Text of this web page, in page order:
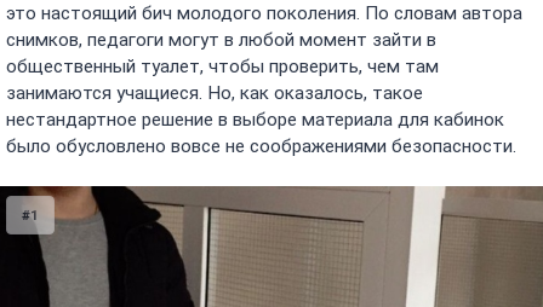
это настоящий бич молодого поколения. По словам автора
снимков, педагоги могут в любой момент зайти в
общественный туалет, чтобы проверить, чем там
занимаются учащиеся. Но, как оказалось, такое
нестандартное решение в выборе материала для кабинок
было обусловлено вовсе не соображениями безопасности.
#1